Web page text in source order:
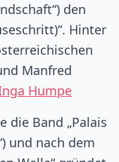
den
Hinter
Manfred
Humpe
die Band „Palais
und nach dem